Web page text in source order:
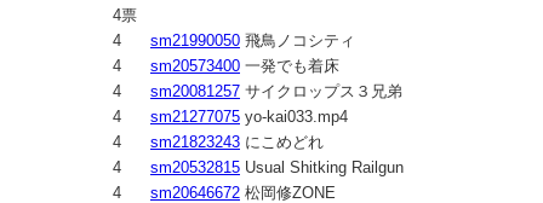
4票
4
sm21990050 飛鳥ノコシティ
4
sm20573400 一発でも着床
4
sm20081257 サイクロップス３兄弟
4
sm21277075 yo-kai033.mp4
4
sm21823243 にこめどれ
4
sm20532815 Usual Shitking Railgun
4
sm20646672 松岡修ZONE